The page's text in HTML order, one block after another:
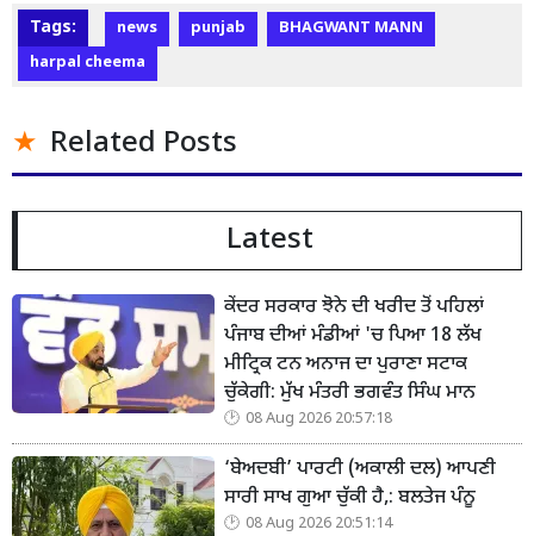
Tags: news punjab
BHAGWANT MANN
harpal cheema
Related Posts
Latest
ਕੇਂਦਰ ਸਰਕਾਰ ਝੋਨੇ ਦੀ ਖਰੀਦ ਤੋਂ ਪਹਿਲਾਂ
ਪੰਜਾਬ ਦੀਆਂ ਮੰਡੀਆਂ 'ਚ ਪਿਆ 18 ਲੱਖ
ਮੀਟ੍ਰਿਕ ਟਨ ਅਨਾਜ ਦਾ ਪੁਰਾਣਾ ਸਟਾਕ
ਚੁੱਕੇਗੀ: ਮੁੱਖ ਮੰਤਰੀ ਭਗਵੰਤ ਸਿੰਘ ਮਾਨ
08 Aug 2026 20:57:18
‘ਬੇਅਦਬੀ’ ਪਾਰਟੀ (ਅਕਾਲੀ ਦਲ) ਆਪਣੀ
ਸਾਰੀ ਸਾਖ ਗੁਆ ਚੁੱਕੀ ਹੈ,: ਬਲਤੇਜ ਪੰਨੂ
08 Aug 2026 20:51:14